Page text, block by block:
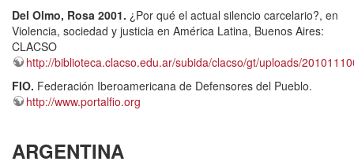
Del Olmo, Rosa 2001. ¿Por qué el actual silencio carcelario?, en
Violencia, sociedad y justicia en América Latina, Buenos Aires:
CLACSO
http://biblioteca.clacso.edu.ar/subida/clacso/gt/uploads/
FIO. Federación Iberoamericana de Defensores del Pueblo.
http://www.portalfio.org
ARGENTINA